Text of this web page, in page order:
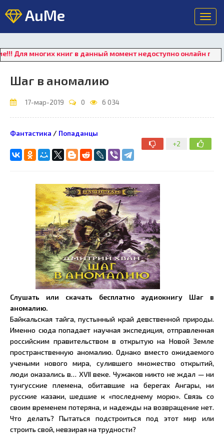
AuMe
многих книг в данный момент недоступно онлайн
Шаг в аномалию
17-мар-2019 0 6 034
+2
Фантастика / Попаданцы
Слушать или скачать бесплатно аудиокнигу Шаг в
аномалию.
Байкальская тайга, пустынный край девственной природы.
Именно сюда попадает научная экспедиция, отправленная
российским правительством в открытую на Новой Земле
пространственную аномалию. Однако вместо ожидаемого
учеными нового мира, сулившего множество открытий,
люди оказались в… XVII веке. Чужаков никто не ждал — ни
тунгусские племена, обитавшие на берегах Ангары, ни
русские казаки, шедшие к «последнему морю». Связь со
своим временем потеряна, и надежды на возвращение нет.
Что делать? Пытаться подстроиться под этот мир или
строить свой, невзирая на трудности?